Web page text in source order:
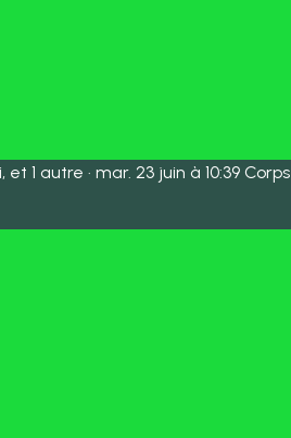
1 autre · mar. 23 juin à 10:39 Corps